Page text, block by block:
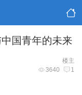
国青年的未来
楼主
3640 1